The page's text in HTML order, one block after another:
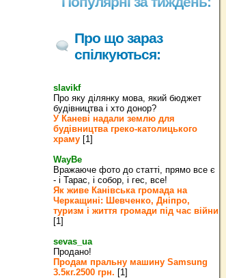
Про що зараз
спілкуються:
slavikf
Про яку ділянку мова, який бюджет
будівництва і хто донор?
У Каневі надали землю для
будівництва греко‐католицького
храму [1]
WayBe
Вражаюче фото до статті, прямо все є
- і Тарас, і собор, і гес, все!
Як живе Канівська громада на
Черкащині: Шевченко, Дніпро,
туризм і життя громади під час війни
[1]
sevas_ua
Продано!
Продам пральну машину Samsung
3.5кг.2500 грн. [1]